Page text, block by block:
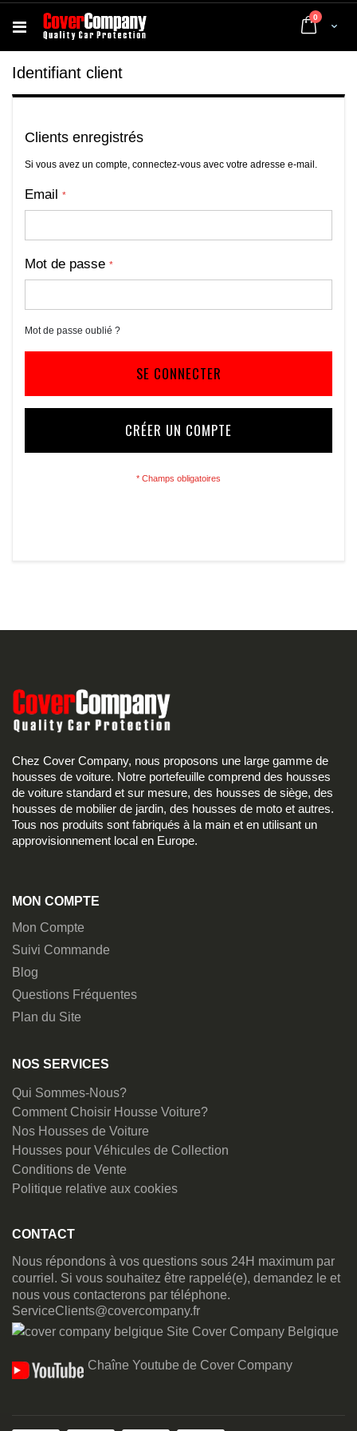
Cart
0 articles
Identifiant client
Clients enregistrés
Si vous avez un compte, connectez-vous avec votre adresse e-mail.
Email
Mot de passe
Mot de passe oublié ?
SE CONNECTER
CRÉER UN COMPTE
Chez Cover Company, nous proposons une large gamme de
housses de voiture. Notre portefeuille comprend des housses
de voiture standard et sur mesure, des housses de siège, des
housses de mobilier de jardin, des housses de moto et autres.
Tous nos produits sont fabriqués à la main et en utilisant un
approvisionnement local en Europe.
MON COMPTE
Mon Compte
Suivi Commande
Blog
Questions Fréquentes
Plan du Site
NOS SERVICES
Qui Sommes-Nous?
Comment Choisir Housse Voiture?
Nos Housses de Voiture
Housses pour Véhicules de Collection
Conditions de Vente
Politique relative aux cookies
CONTACT
Nous répondons à vos questions sous 24H maximum par
courriel. Si vous souhaitez être rappelé(e), demandez le et
nous vous contacterons par téléphone.
ServiceClients@covercompany.fr
Site Cover Company Belgique
Chaîne Youtube de Cover Company